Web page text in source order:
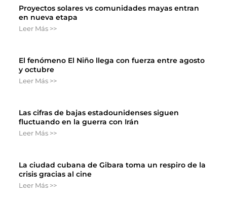
Proyectos solares vs comunidades mayas entran
en nueva etapa
Leer Más >>
El fenómeno El Niño llega con fuerza entre agosto
y octubre
Leer Más >>
Las cifras de bajas estadounidenses siguen
fluctuando en la guerra con Irán
Leer Más >>
La ciudad cubana de Gibara toma un respiro de la
crisis gracias al cine
Leer Más >>